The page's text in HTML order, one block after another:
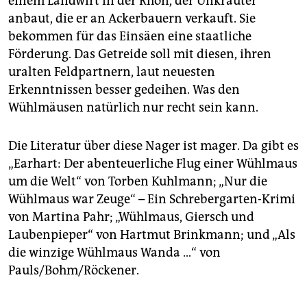
anbaut, die er an Ackerbauern verkauft. Sie
bekommen für das Einsäen eine staatliche
Förderung. Das Getreide soll mit diesen, ihren
uralten Feldpartnern, laut neuesten
Erkenntnissen besser gedeihen. Was den
Wühlmäusen natürlich nur recht sein kann.
Die Literatur über diese Nager ist mager. Da gibt es
„Earhart: Der abenteuerliche Flug einer Wühlmaus
um die Welt“ von Torben Kuhlmann; „Nur die
Wühlmaus war Zeuge“ – Ein Schrebergarten-Krimi
von Martina Pahr; „Wühlmaus, Giersch und
Laubenpieper“ von Hartmut Brinkmann; und „Als
die winzige Wühlmaus Wanda …“ von
Pauls/Bohm/Röckener.